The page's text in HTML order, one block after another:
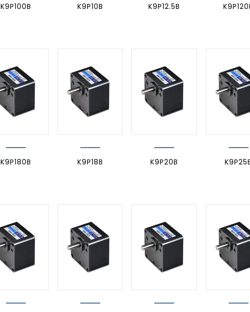
K9P100B K9P10B K9P12.5B
K9P180B K9P18B K9P20B